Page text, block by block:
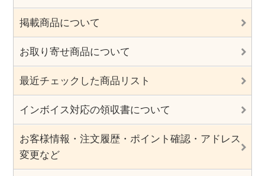
掲載商品について
お取り寄せ商品について
最近チェックした商品リスト
インボイス対応の領収書について
お客様情報・注文履歴・ポイント確認・アドレス
変更など